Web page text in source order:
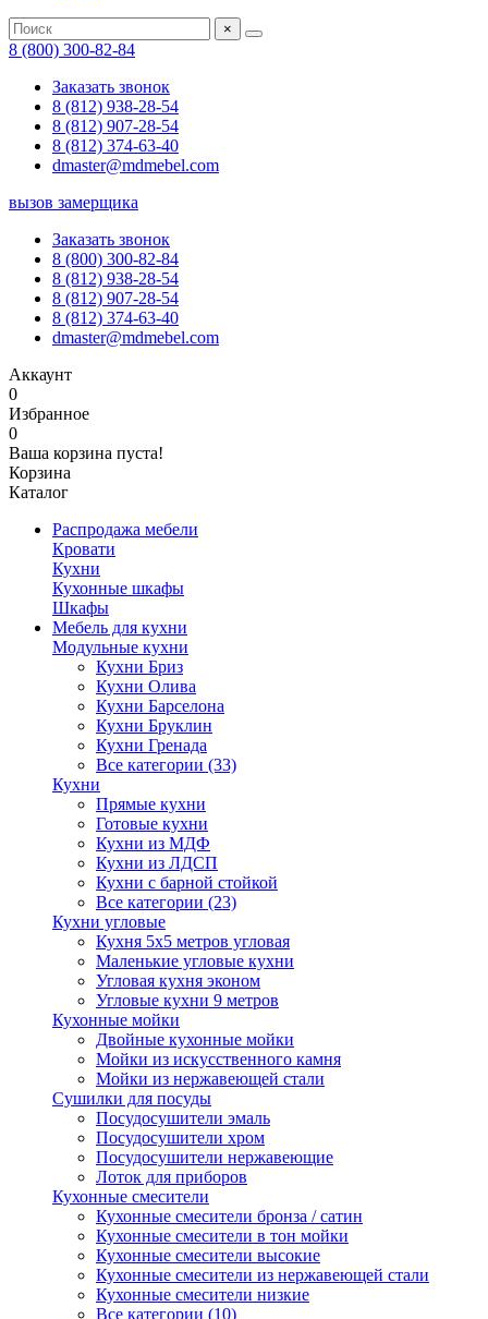
×
8 (800) 300-82-84
Заказать звонок
8 (812) 938-28-54
8 (812) 907-28-54
8 (812) 374-63-40
dmaster@mdmebel.com
вызов замерщика
Заказать звонок
8 (800) 300-82-84
8 (812) 938-28-54
8 (812) 907-28-54
8 (812) 374-63-40
dmaster@mdmebel.com
Аккаунт
0
Избранное
0
Ваша корзина пуста!
Корзина
Каталог
Распродажа мебели
Кровати
Кухни
Кухонные шкафы
Шкафы
Мебель для кухни
Модульные кухни
Кухни Бриз
Кухни Олива
Кухни Барселона
Кухни Бруклин
Кухни Гренада
Все категории (33)
Кухни
Прямые кухни
Готовые кухни
Кухни из МДФ
Кухни из ЛДСП
Кухни с барной стойкой
Все категории (23)
Кухни угловые
Кухня 5х5 метров угловая
Маленькие угловые кухни
Угловая кухня эконом
Угловые кухни 9 метров
Кухонные мойки
Двойные кухонные мойки
Мойки из искусственного камня
Мойки из нержавеющей стали
Сушилки для посуды
Посудосушители эмаль
Посудосушители хром
Посудосушители нержавеющие
Лоток для приборов
Кухонные смесители
Кухонные смесители бронза / сатин
Кухонные смесители в тон мойки
Кухонные смесители высокие
Кухонные смесители из нержавеющей стали
Кухонные смесители низкие
Все категории (10)